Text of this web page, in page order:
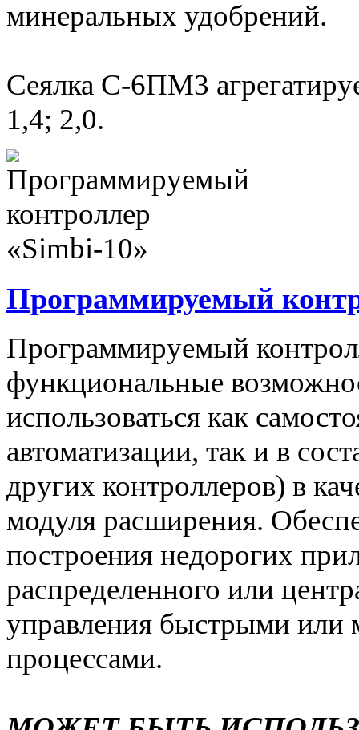
минеральных удобрений.
Сеялка С-6ПМ3
1,4; 2,0.
Программируемый
Программируемый
функциональные
использоваться как
автоматизации, так и в
других контроллеров) в
модуля расширения.
построения недорогих
распределенного или
управления быстрыми или
процессами.